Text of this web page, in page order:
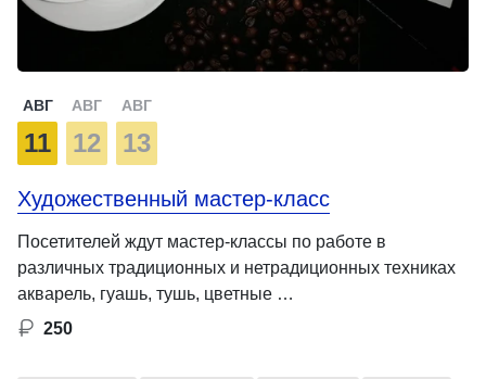
АВГ
11
АВГ
12
АВГ
13
Художественный мастер-класс
Посетителей ждут мастер-классы по работе в
различных традиционных и нетрадиционных техниках
акварель, гуашь, тушь, цветные …
250